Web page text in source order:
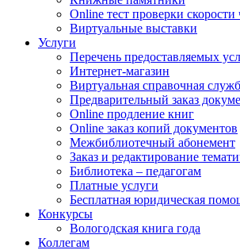
Online тест проверки скорости
Виртуальные выставки
Услуги
Перечень предоставляемых
Интернет-магазин
Виртуальная справочная
Предварительный заказ
Online продление книг
Online заказ копий документов
Межбиблиотечный абонемент
Заказ и редактирование
Библиотека – педагогам
Платные услуги
Бесплатная юридическая
Конкурсы
Вологодская книга года
Коллегам